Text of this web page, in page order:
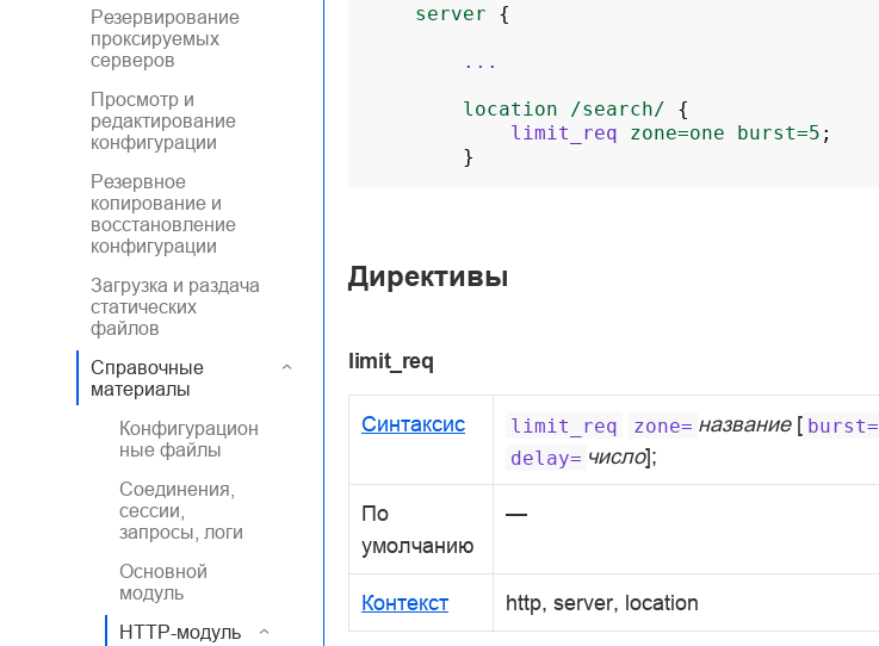
Резервирование
проксируемых
серверов
Просмотр и
редактирование
конфигурации
Резервное
копирование и
восстановление
конфигурации
Загрузка и раздача
статических
файлов
Справочные
материалы
Конфигурацион
ные файлы
Соединения,
сессии,
запросы, логи
Основной
модуль
HTTP-модуль
server {
...
location /search/
{
limit_req
zone=one burst=5 ;
}
Директивы
limit_req
Синтаксис limit_req zone= название[ burst=
delay= число];
По
умолчанию
—
Контекст http, server, location